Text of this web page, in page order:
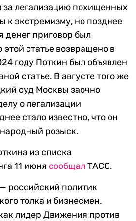
легализацию похищенных
к экстремизму, но позднее
денег приговор был
этой статье возвращено в
году Поткин был объявлен
статье. В августе того же
суд Москвы заочно
о легализации
стало известно, что он
розыск.
из списка
11 июня сообщал ТАСС.
российский политик
толка и бизнесмен.
лидер Движения против